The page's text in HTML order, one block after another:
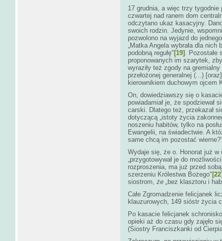
17 grudnia, a więc trzy
czwartej nad ranem dom
odczytano ukaz kasacyjny.
swoich rodzin. Jedynie,
pozwolono na wyjazd do
„Matka Angela wybrała dla
podobną regułę" [19] . Pozostałe
proponowanych im szarytek,
wyraziły też zgody na
przełożonej generalnej (...)
kierownikiem duchowym ojcem
On, dowiedziawszy się o
powiadamiał je, że spodziewał
carski. Dlatego też, przekazał
dotyczącą „istoty życia
noszeniu habitów, tylko na
Ewangelii, na świadectwie. A
same chcą im pozostać
Wydaje się, że o. Honorat już w
„przygotowywał je do
rozproszenia, ma już przed
szerzeniu Królestwa Bożego"
siostrom, że „bez klasztoru i
Całe Zgromadzenie felicjanek
klauzurowych, 149 sióstr życia
Po kasacie felicjanek
opieki aż do czasu gdy zajęło
(Siostry Franciszkanki od